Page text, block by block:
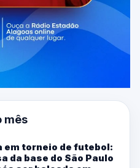
mês
em torneio de futebol:
da base do São Paulo